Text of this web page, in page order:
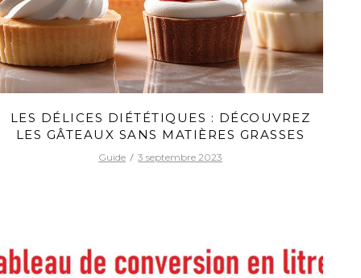
LES DÉLICES DIÉTÉTIQUES : DÉCOUVREZ
LES GÂTEAUX SANS MATIÈRES GRASSES
Guide 3 septembre 2023